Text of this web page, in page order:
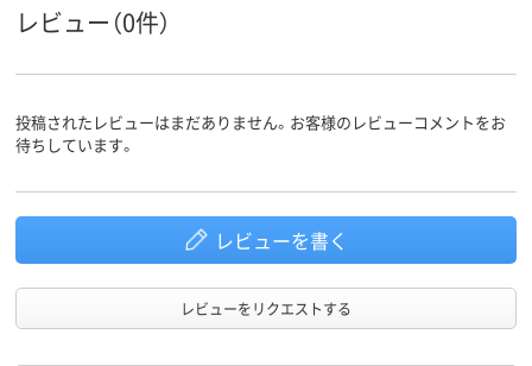
レビュー（0件）
投稿されたレビューはまだありません。お客様のレビューコメントをお
待ちしています。
レビューを書く
レビューをリクエストする